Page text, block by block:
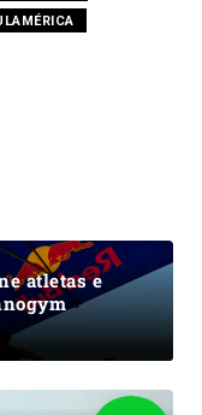
atletas e